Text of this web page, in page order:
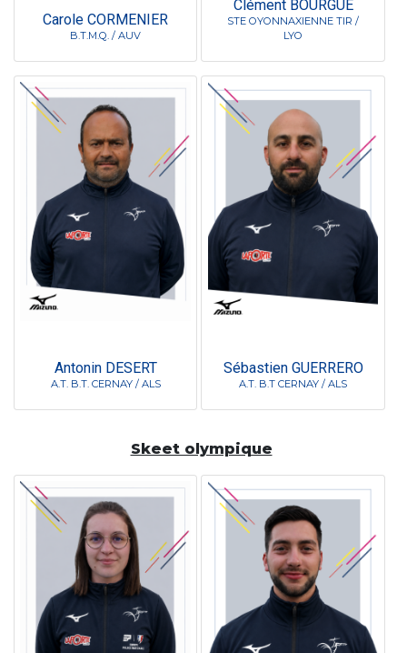
Carole CORMENIER
B.T.M.Q. / AUV
Clément BOURGUE
STE OYONNAXIENNE TIR /
LYO
Antonin DESERT
A.T. B.T. CERNAY / ALS
Sébastien GUERRERO
A.T. B.T CERNAY / ALS
Skeet olympique